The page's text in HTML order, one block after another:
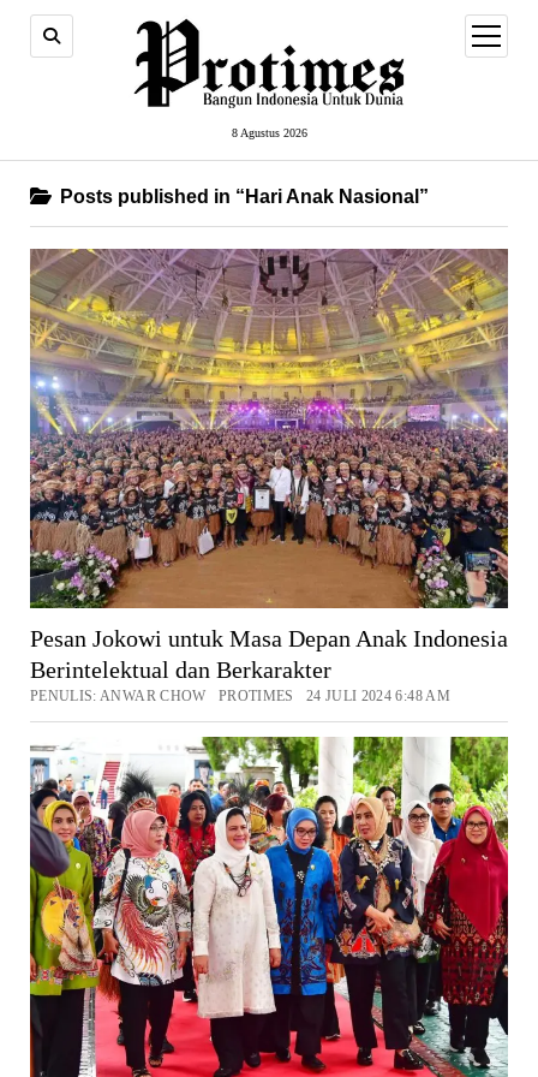
8 Agustus 2026
open
menu
Posts published in “Hari Anak Nasional”
Pesan Jokowi untuk Masa Depan Anak Indonesia
Berintelektual dan Berkarakter
PENULIS: ANWAR CHOW PROTIMES 24 JULI 2024 6:48 AM